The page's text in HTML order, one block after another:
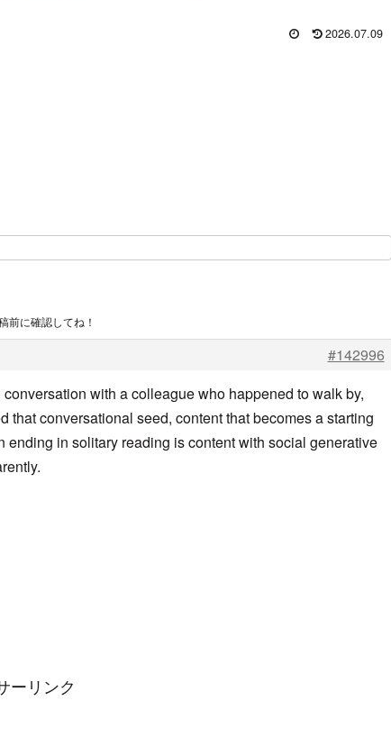
2026.07.09
前に確認してね！
#142996
with a colleague who happened to walk by,
that conversational seed, content that becomes a starting
ending in solitary reading is content with social generative
ーリンク